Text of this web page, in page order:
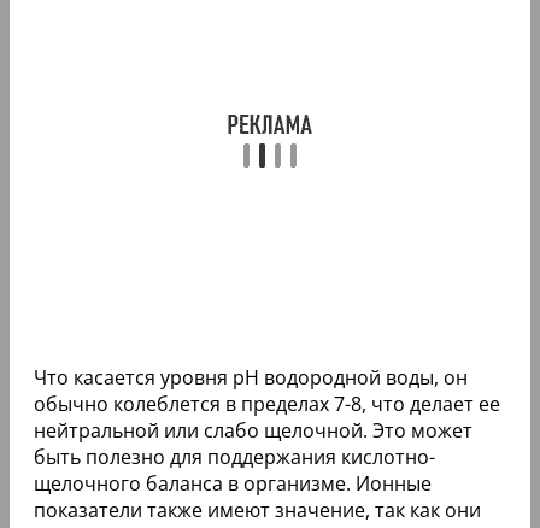
Что касается уровня pH водородной воды, он
обычно колеблется в пределах 7-8, что делает ее
нейтральной или слабо щелочной. Это может
быть полезно для поддержания кислотно-
щелочного баланса в организме. Ионные
показатели также имеют значение, так как они